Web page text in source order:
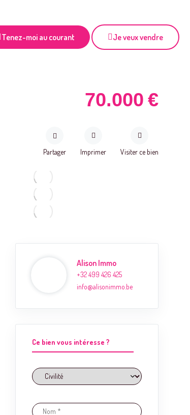
Tenez-moi au courant Je veux vendre
70.000 €
Partager Imprimer Visiter ce bien
Alison Immo
+32 499 426 425
info@alisonimmo.be
Ce bien vous intéresse ?